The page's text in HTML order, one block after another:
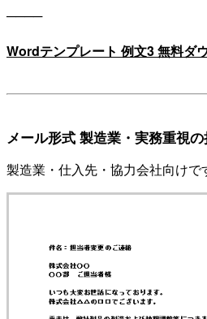
────
Wordテンプレート 例文3 無料ダ
メール形式 製造業・実務重視
製造業・仕入先・協力会社向けで